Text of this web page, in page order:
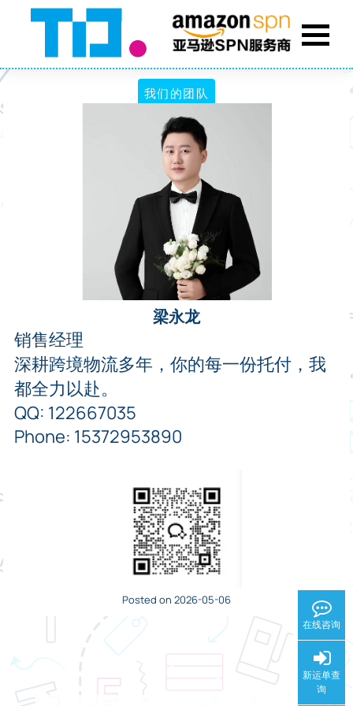
在线咨询
新运单查
询
我们的团队
梁永龙
销售经理
深耕跨境物流多年，你的每一份托付，我
都全力以赴。
QQ: 122667035
Phone: 15372953890
Posted on 2026-05-06